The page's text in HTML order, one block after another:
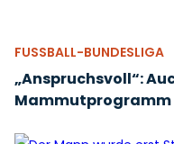
FUSSBALL-BUNDESLIGA
„Anspruchsvoll“:
Mammutprogramm